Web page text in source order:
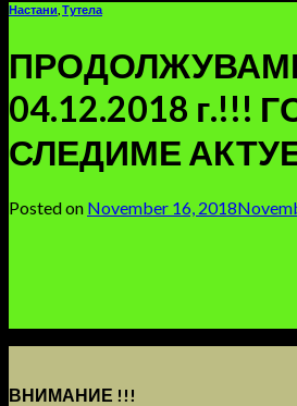
Настани Тутела
04.12.2018 г.!!!
СЛЕДИМЕ
Posted on November 16, 2018
ВНИМАНИЕ !!!